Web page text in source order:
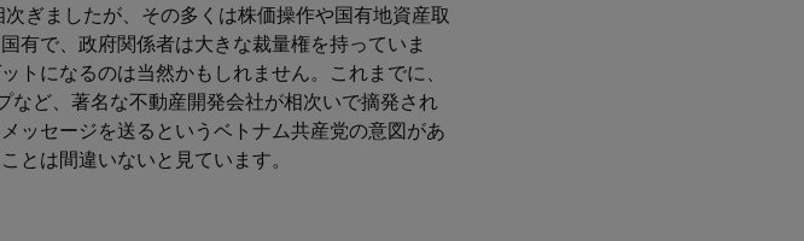
ぎましたが、その多くは株価操作や国有地資産取
有で、政府関係者は大きな裁量権を持っていま
になるのは当然かもしれません。これまでに、
など、著名な不動産開発会社が相次いで摘発され
ッセージを送るというベトナム共産党の意図があ
とは間違いないと見ています。